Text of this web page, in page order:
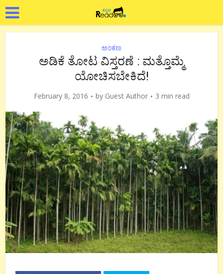
ಅಂಕಣ
ಅಡಿಕೆ ತೋಟ ವಿಸ್ತರಣೆ : ಮತ್ತೊಮ್ಮೆ
ಯೋಚಿಸಬೇಕಿದೆ!
February 8, 2016 by Guest Author 3 min read